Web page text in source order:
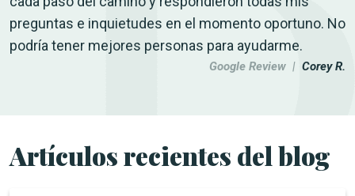
preguntas e inquietudes en el momento oportuno. No
podría tener mejores personas para ayudarme.
Google Review | Corey R.
Artículos recientes del blog